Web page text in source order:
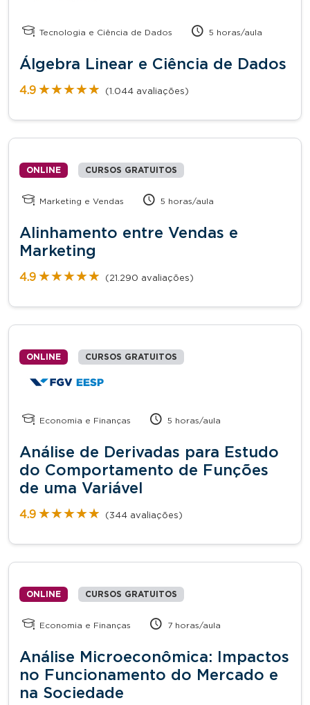
Tecnologia e Ciência de Dados 5 horas/aula
Álgebra Linear e Ciência de Dados
4.9 ★★★★★
★★★★★ (1.044 avaliações)
ONLINE CURSOS GRATUITOS
Marketing e Vendas 5 horas/aula
Alinhamento entre Vendas e
Marketing
4.9 ★★★★★
★★★★★ (21.290 avaliações)
ONLINE CURSOS GRATUITOS
Economia e Finanças 5 horas/aula
Análise de Derivadas para Estudo
do Comportamento de Funções
de uma Variável
4.9 ★★★★★
★★★★★ (344 avaliações)
ONLINE CURSOS GRATUITOS
Economia e Finanças 7 horas/aula
Análise Microeconômica: Impactos
no Funcionamento do Mercado e
na Sociedade